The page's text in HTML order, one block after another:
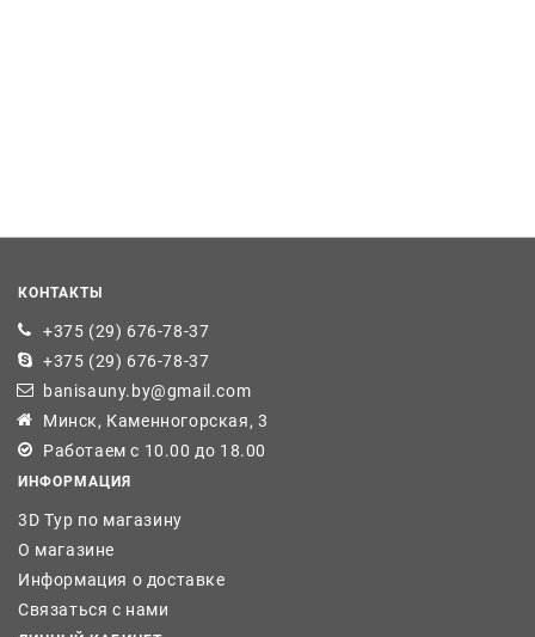
КОНТАКТЫ
+375 (29) 676-78-37
+375 (29) 676-78-37
banisauny.by@gmail.com
Минск, Каменногорская, 3
Работаем с 10.00 до 18.00
ИНФОРМАЦИЯ
3D Тур по магазину
О магазине
Информация о доставке
Связаться с нами